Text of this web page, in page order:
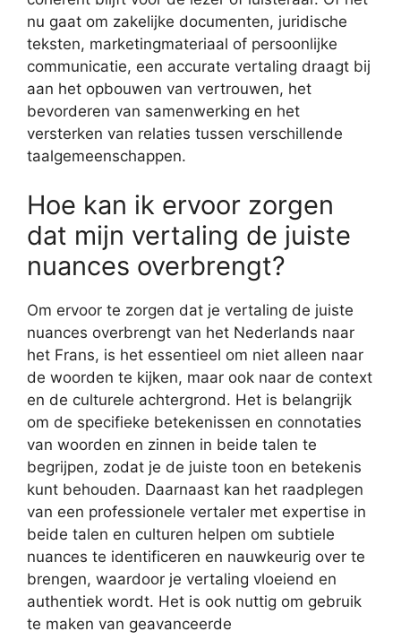
nu gaat om zakelijke documenten, juridische
teksten, marketingmateriaal of persoonlijke
communicatie, een accurate vertaling draagt bij
aan het opbouwen van vertrouwen, het
bevorderen van samenwerking en het
versterken van relaties tussen verschillende
taalgemeenschappen.
Hoe kan ik ervoor zorgen
dat mijn vertaling de juiste
nuances overbrengt?
Om ervoor te zorgen dat je vertaling de juiste
nuances overbrengt van het Nederlands naar
het Frans, is het essentieel om niet alleen naar
de woorden te kijken, maar ook naar de context
en de culturele achtergrond. Het is belangrijk
om de specifieke betekenissen en connotaties
van woorden en zinnen in beide talen te
begrijpen, zodat je de juiste toon en betekenis
kunt behouden. Daarnaast kan het raadplegen
van een professionele vertaler met expertise in
beide talen en culturen helpen om subtiele
nuances te identificeren en nauwkeurig over te
brengen, waardoor je vertaling vloeiend en
authentiek wordt. Het is ook nuttig om gebruik
te maken van geavanceerde